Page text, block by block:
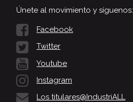
Únete al movimiento y síguenos:
Facebook
Twitter
Youtube
Instagram
Los titulares@IndustriALL